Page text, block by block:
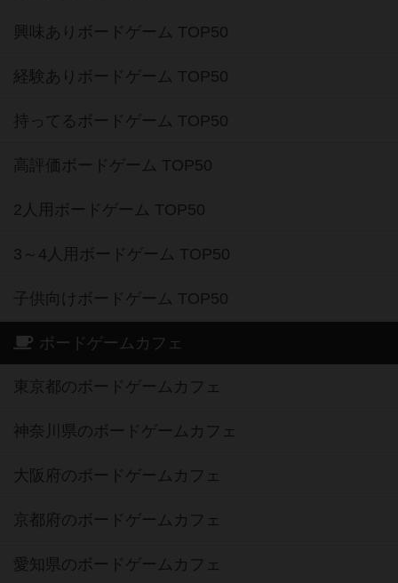
興味ありボードゲーム TOP50
経験ありボードゲーム TOP50
持ってるボードゲーム TOP50
高評価ボードゲーム TOP50
2人用ボードゲーム TOP50
3～4人用ボードゲーム TOP50
子供向けボードゲーム TOP50
ボードゲームカフェ
東京都のボードゲームカフェ
神奈川県のボードゲームカフェ
大阪府のボードゲームカフェ
京都府のボードゲームカフェ
愛知県のボードゲームカフェ